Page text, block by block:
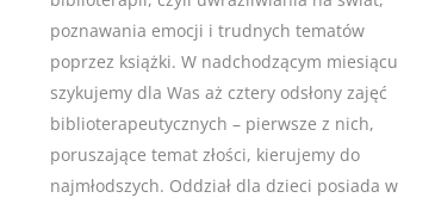
poznawania emocji i trudnych tematów
poprzez książki. W nadchodzącym miesiącu
szykujemy dla Was aż cztery odsłony zajęć
biblioterapeutycznych – pierwsze z nich,
poruszające temat złości, kierujemy do
najmłodszych. Oddział dla dzieci posiada w